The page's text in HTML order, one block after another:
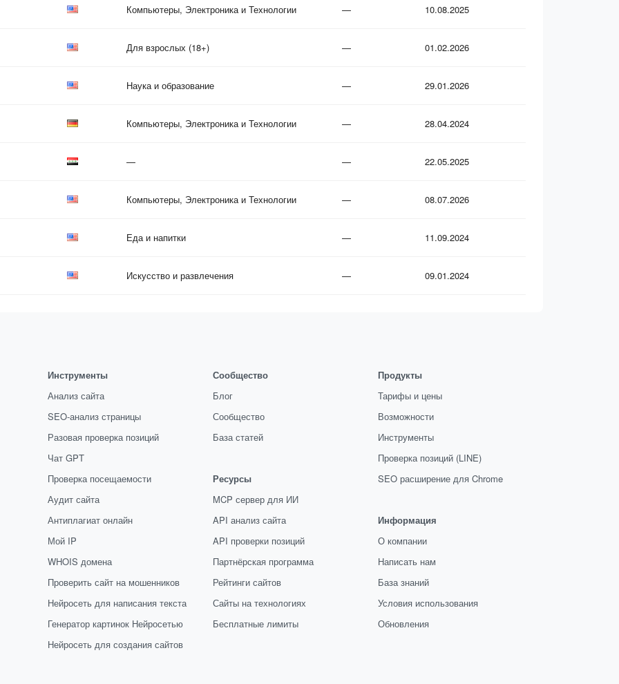
Компьютеры, Электроника и Технологии — 10.08.2025
Для взрослых (18+) — 01.02.2026
Наука и образование — 29.01.2026
Компьютеры, Электроника и Технологии — 28.04.2024
— — 22.05.2025
Компьютеры, Электроника и Технологии — 08.07.2026
Еда и напитки — 11.09.2024
Искусство и развлечения — 09.01.2024
Инструменты
Анализ сайта
SEO-анализ страницы
Разовая проверка позиций
Чат GPT
Проверка посещаемости
Аудит сайта
Антиплагиат онлайн
Мой IP
WHOIS домена
Проверить сайт на мошенников
Нейросеть для написания текста
Генератор картинок Нейросетью
Нейросеть для создания сайтов
Сообщество
Блог
Сообщество
База статей
Ресурсы
MCP сервер для ИИ
API анализ сайта
API проверки позиций
Партнёрская программа
Рейтинги сайтов
Сайты на технологиях
Бесплатные лимиты
Продукты
Тарифы и цены
Возможности
Инструменты
Проверка позиций (LINE)
SEO расширение для Chrome
Информация
О компании
Написать нам
База знаний
Условия использования
Обновления